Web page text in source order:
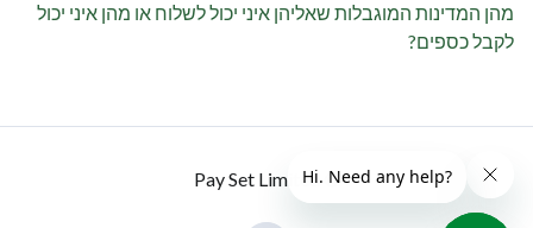
מהן המדינות המוגבלות שאליהן איני יכול לשלוח או מהן איני יכול
לקבל כספים?
© Pay Set Limited